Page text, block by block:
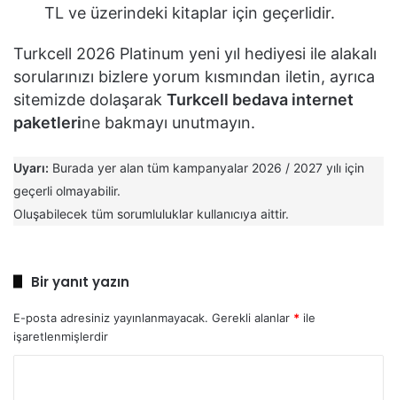
TL ve üzerindeki kitaplar için geçerlidir.
Turkcell 2026 Platinum yeni yıl hediyesi ile alakalı
sorularınızı bizlere yorum kısmından iletin, ayrıca
sitemizde dolaşarak Turkcell bedava internet
paketlerine bakmayı unutmayın.
Uyarı: Burada yer alan tüm kampanyalar 2026 / 2027 yılı için
geçerli olmayabilir.
Oluşabilecek tüm sorumluluklar kullanıcıya aittir.
Bir yanıt yazın
E-posta adresiniz yayınlanmayacak. Gerekli alanlar * ile
işaretlenmişlerdir